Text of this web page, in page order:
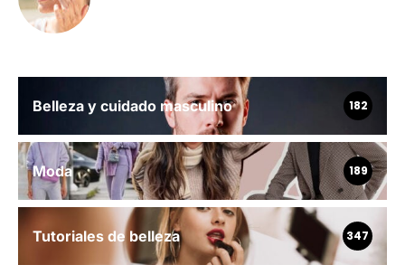
Belleza y cuidado masculino 182
Moda 189
Tutoriales de belleza 347